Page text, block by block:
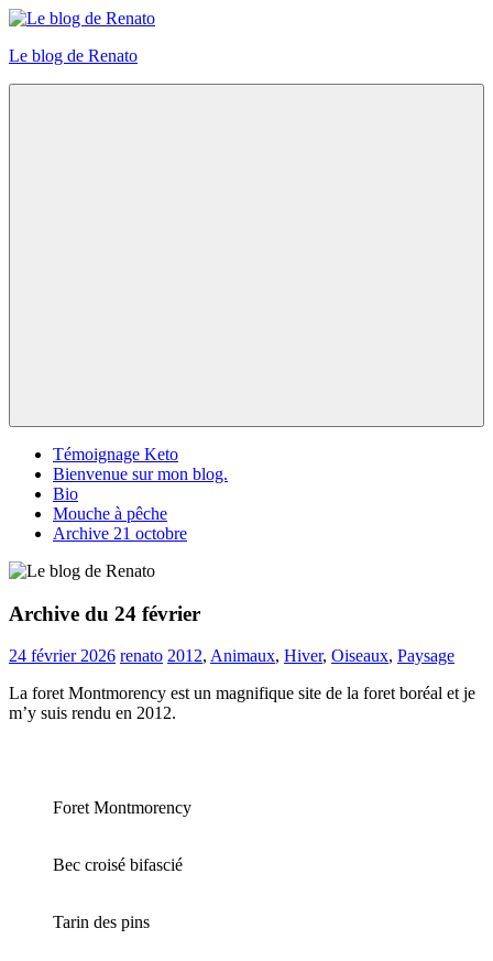
Skip
content
Le blog de Renato
Témoignage Keto
Bienvenue sur mon blog.
Bio
Mouche à pêche
Archive 21 octobre
Archive du 24 février
24 février 2026 renato 2012, Animaux, Hiver, Oiseaux, Paysage
La foret Montmorency est un magnifique site de la foret boréal et je
m’y suis rendu en 2012.
Foret Montmorency
Bec croisé bifascié
Tarin des pins